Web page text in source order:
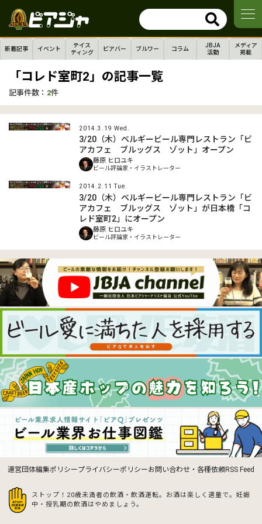
新着記事 イベント
テイス
ティング
ビアバー ブルワー コラム
JBJA
活動
メディア
掲載
「コレド室町2」の記事一覧
記事件数： 2件
2014.3.19 Wed.
3/20（木）ベルギービール専門レストラン「ビ
アカフェ ブルッグス ゾット」オープン
藤原 ヒロユキ
ビール評論家・イラストレーター
2014.2.11 Tue.
3/20（木）ベルギービール専門レストラン「ビ
アカフェ ブルッグス ゾット」が日本橋「コ
レド室町2」にオープン
藤原 ヒロユキ
ビール評論家・イラストレーター
運営団体編集ポリシープライバシーポリシーお問い合わせ・各種依頼RSS Feed
ストップ！20歳未満者の飲酒・飲酒運転。お酒は楽しく適量で。 妊娠
中・授乳期の飲酒はやめましょう。